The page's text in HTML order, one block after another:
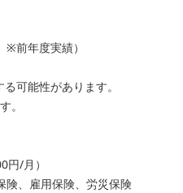
前年度実績）
可能性があります。
。
/月）
険、雇用保険、労災保険